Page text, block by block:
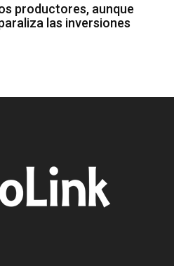
productores, aunque
las inversiones